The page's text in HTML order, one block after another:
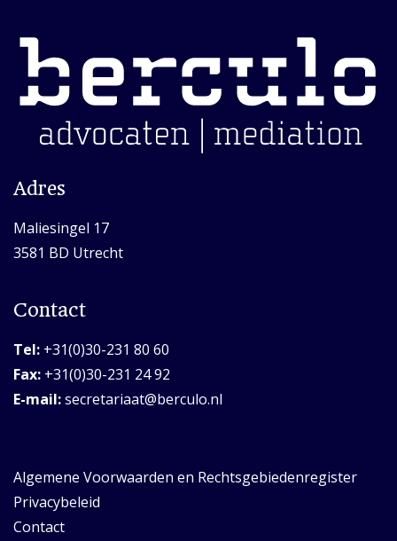
Adres
Maliesingel 17
3581 BD Utrecht
Contact
Tel: +31(0)30-231 80 60
Fax: +31(0)30-231 24 92
E-mail:secretariaat@berculo.nl
Algemene Voorwaarden en Rechtsgebiedenregister
Privacybeleid
Contact